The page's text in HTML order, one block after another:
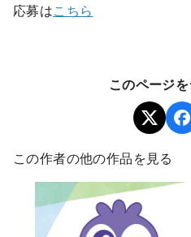
応募はこちら
このページ
この作者の他の作品を見る